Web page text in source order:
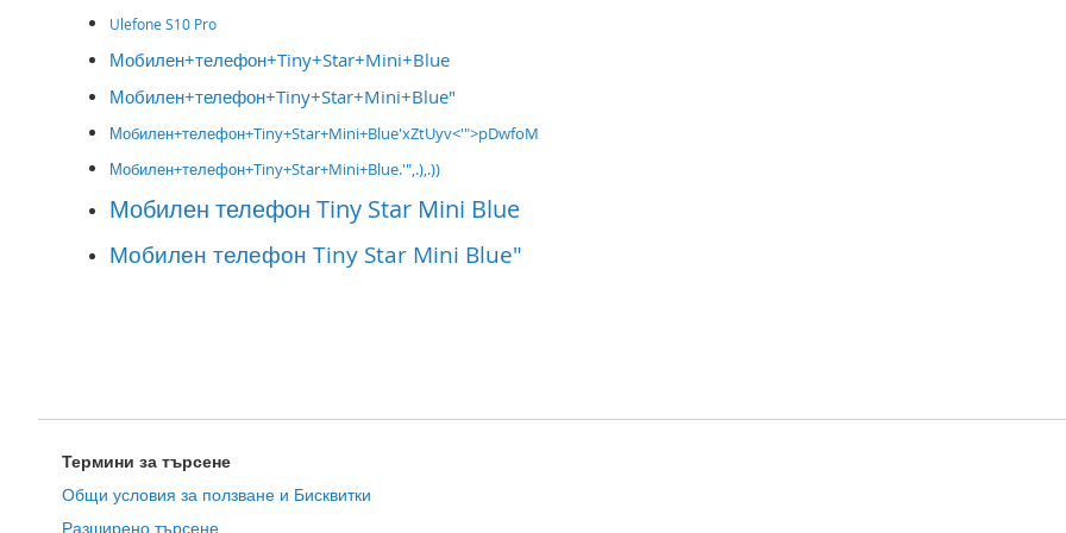
Ulefone S10 Pro
Мобилен+телефон+Tiny+Star+Mini+Blue
Мобилен+телефон+Tiny+Star+Mini+Blue"
Мобилен+телефон+Tiny+Star+Mini+Blue'xZtUyv<'">pDwfoM
Мобилен+телефон+Tiny+Star+Mini+Blue.'",.),.))
Мобилен телефон Tiny Star Mini Blue
Мобилен телефон Tiny Star Mini Blue"
Термини за търсене
Общи условия за ползване и Бисквитки
Разширено търсене